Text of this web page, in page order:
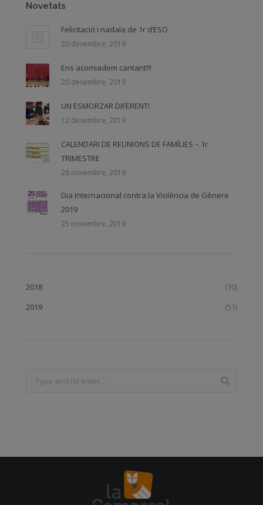
Novetats
Felicitació i nadala de 1r d’ESO
20 desembre, 2019
Ens acomiadem cantant!!!
20 desembre, 2019
UN ESMORZAR DIFERENT!
12 desembre, 2019
CALENDARI DE REUNIONS DE FAMÍLIES – 1r
TRIMESTRE
28 novembre, 2019
Dia Internacional contra la Violència de Gènere
2019
25 novembre, 2019
2018
(70)
2019
(51)